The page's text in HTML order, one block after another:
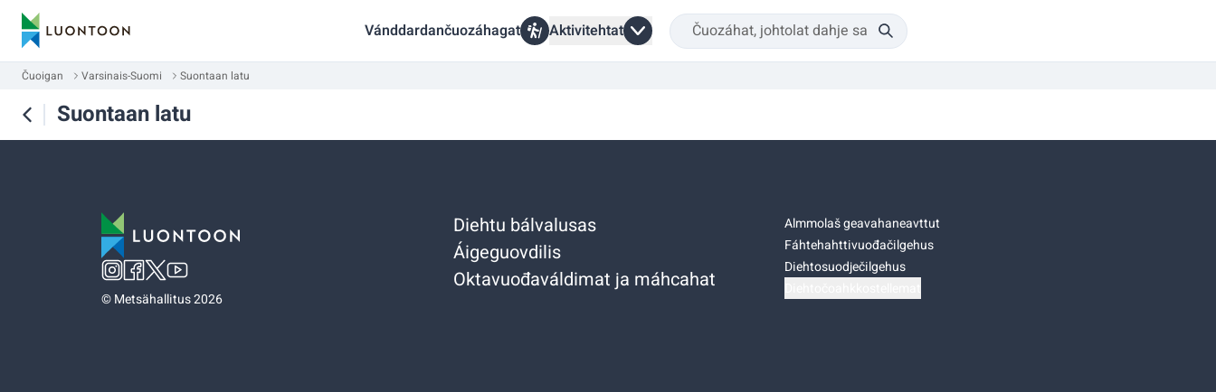
Vánddardančuozáhagat Aktivitehtat
Čuoigan Varsinais-Suomi Suontaan latu
Suontaan latu
©Metsähallitus 2026
Diehtu bálvalusas
Áigeguovdilis
Oktavuođaváldimat ja máhcahat
Almmolaš geavahaneavttut
Fáhtehahttivuođačilgehus
Diehtosuodječilgehus